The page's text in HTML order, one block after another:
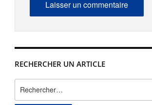
RECHERCHER UN ARTICLE